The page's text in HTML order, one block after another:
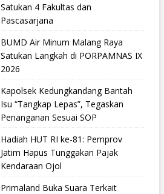
Satukan 4 Fakultas dan
Pascasarjana
BUMD Air Minum Malang Raya
Satukan Langkah di PORPAMNAS IX
2026
Kapolsek Kedungkandang Bantah
Isu “Tangkap Lepas”, Tegaskan
Penanganan Sesuai SOP
Hadiah HUT RI ke-81: Pemprov
Jatim Hapus Tunggakan Pajak
Kendaraan Ojol
Primaland Buka Suara Terkait